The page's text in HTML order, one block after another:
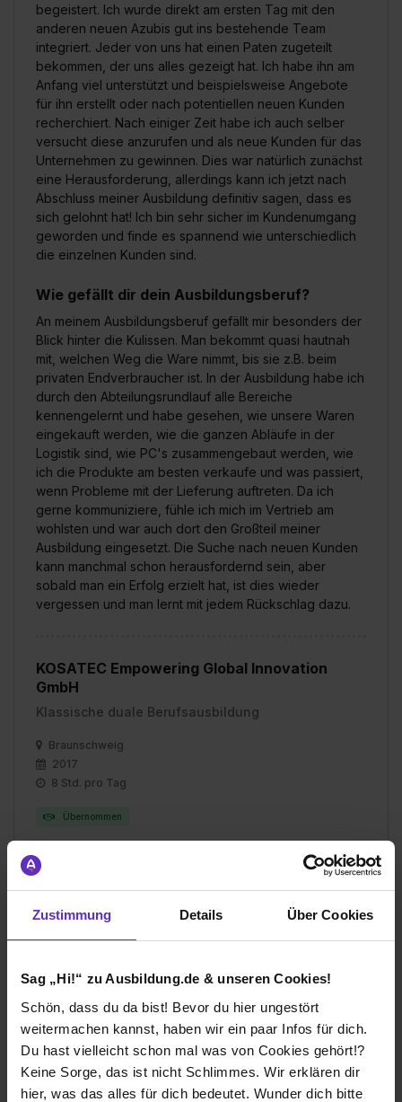
Zustimmung Details Über Cookies
Sag „Hi!“ zu Ausbildung.de & unseren Cookies!
Schön, dass du da bist! Bevor du hier ungestört
weitermachen kannst, haben wir ein paar Infos für dich.
Du hast vielleicht schon mal was von Cookies gehört!?
Keine Sorge, das ist nicht Schlimmes. Wir erklären dir
hier, was das alles für dich bedeutet. Wunder dich bitte
begeistert. Ich wurde direkt am ersten Tag mit den
anderen neuen Azubis gut ins bestehende Team
integriert. Jeder von uns hat einen Paten zugeteilt
bekommen, der uns alles gezeigt hat. Ich habe ihn am
Anfang viel unterstützt und beispielsweise Angebote
für ihn erstellt oder nach potentiellen neuen Kunden
recherchiert. Nach einiger Zeit habe ich auch selber
versucht diese anzurufen und als neue Kunden für das
Unternehmen zu gewinnen. Dies war natürlich zunächst
eine Herausforderung, allerdings kann ich jetzt nach
Abschluss meiner Ausbildung definitiv sagen, dass es
sich gelohnt hat! Ich bin sehr sicher im Kundenumgang
geworden und finde es spannend wie unterschiedlich
die einzelnen Kunden sind.
Wie gefällt dir dein Ausbildungsberuf?
An meinem Ausbildungsberuf gefällt mir besonders der
Blick hinter die Kulissen. Man bekommt quasi hautnah
mit, welchen Weg die Ware nimmt, bis sie z.B. beim
privaten Endverbraucher ist. In der Ausbildung habe ich
durch den Abteilungsrundlauf alle Bereiche
kennengelernt und habe gesehen, wie unsere Waren
eingekauft werden, wie die ganzen Abläufe in der
Logistik sind, wie PC's zusammengebaut werden, wie
ich die Produkte am besten verkaufe und was passiert,
wenn Probleme mit der Lieferung auftreten. Da ich
gerne kommuniziere, fühle ich mich im Vertrieb am
wohlsten und war auch dort den Großteil meiner
Ausbildung eingesetzt. Die Suche nach neuen Kunden
kann manchmal schon herausfordernd sein, aber
sobald man ein Erfolg erzielt hat, ist dies wieder
vergessen und man lernt mit jedem Rückschlag dazu.
KOSATEC Empowering Global Innovation
GmbH
Klassische duale Berufsausbildung
Braunschweig
2017
8 Std. pro Tag
Übernommen
Verdienst
2. Ausbildungsjahr:
900€
Ich würde diese Firma
weiterempfehlen!